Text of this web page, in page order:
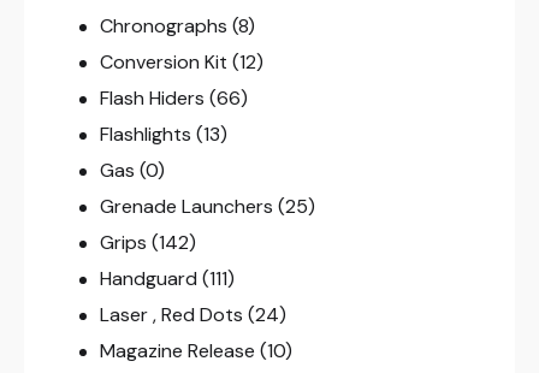
Chronographs (8)
Conversion Kit (12)
Flash Hiders (66)
Flashlights (13)
Gas (0)
Grenade Launchers (25)
Grips (142)
Handguard (111)
Laser , Red Dots (24)
Magazine Release (10)